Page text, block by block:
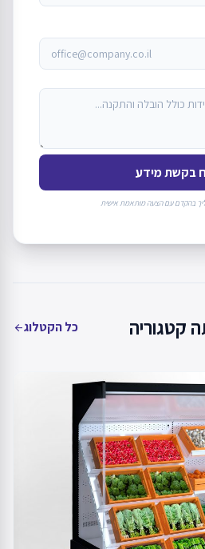
בקשת מידע
בהקדם עם הצעה מותאמת אישית
קטגוריה כל הקטלוגarrow_back